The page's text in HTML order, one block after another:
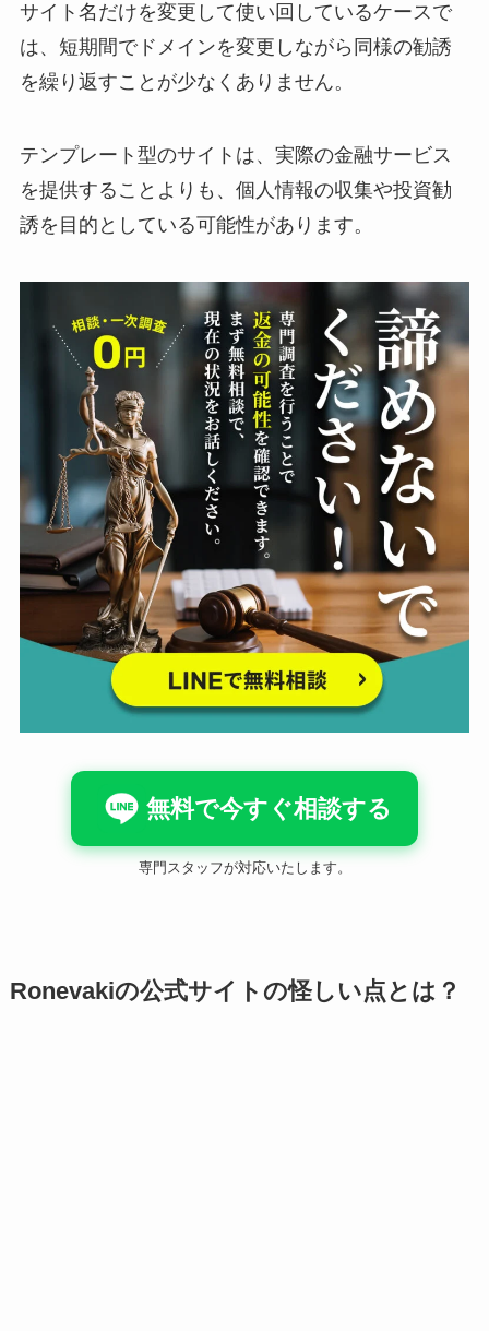
サイト名だけを変更して使い回しているケースで
は、短期間でドメインを変更しながら同様の勧誘
を繰り返すことが少なくありません。
テンプレート型のサイトは、実際の金融サービス
を提供することよりも、個人情報の収集や投資勧
誘を目的としている可能性があります。
無料で今すぐ相談する
専門スタッフが対応いたします。
Ronevakiの公式サイトの怪しい点とは？